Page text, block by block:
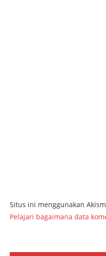
Situs ini menggunakan
Pelajari bagaimana data